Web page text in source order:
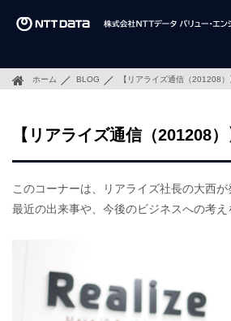
ホーム BLOG 【リアライズ通信（201208）
【リアライズ通信（201208）
このコーナーは、リアライズ社長の大西が
最近の出来事や、今後のビジネスへの考え